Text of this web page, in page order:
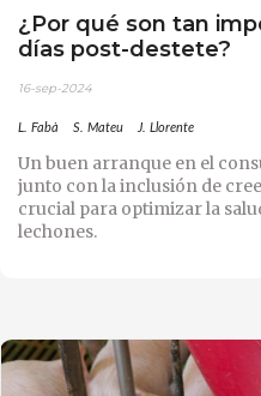
¿Por qué son tan
días post-destete?
16-sep-2024
L. Fabà S. Mateu J. Llorente
Un buen arranque en el
junto con la inclusión de
crucial para optimizar la
lechones.